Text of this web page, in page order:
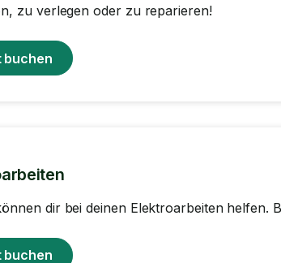
zu verlegen oder zu reparieren!
buchen
dir bei deinen Elektroarbeiten helfen.
buchen